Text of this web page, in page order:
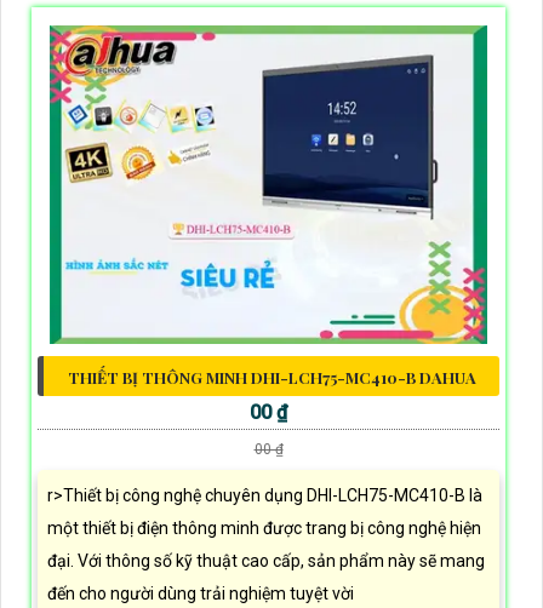
THIẾT BỊ THÔNG MINH DHI-LCH75-MC410-B DAHUA
00 ₫
00 ₫
r>Thiết bị công nghệ chuyên dụng DHI-LCH75-MC410-B là
một thiết bị điện thông minh được trang bị công nghệ hiện
đại. Với thông số kỹ thuật cao cấp, sản phẩm này sẽ mang
đến cho người dùng trải nghiệm tuyệt vời